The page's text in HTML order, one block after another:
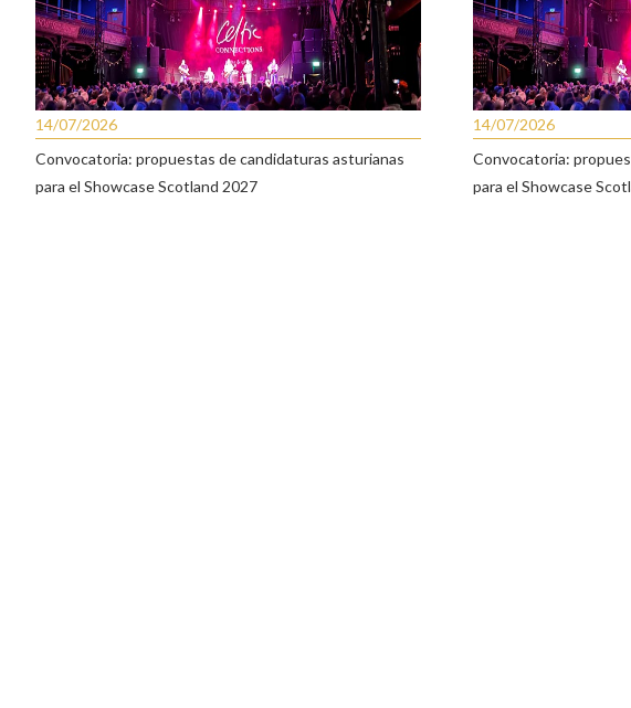
14/07/2026
Convocatoria: propuestas de candidaturas asturianas
para el Showcase Scotland 2027
14/07/2026
Convocatoria:
para el Showcase